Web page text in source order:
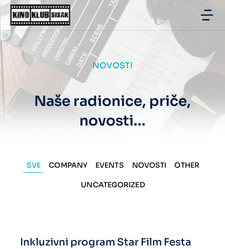
NOVOSTI
Naše radionice, priče,
novosti...
SVE COMPANY EVENTS NOVOSTI OTHER
UNCATEGORIZED
Inkluzivni program Star Film Festa